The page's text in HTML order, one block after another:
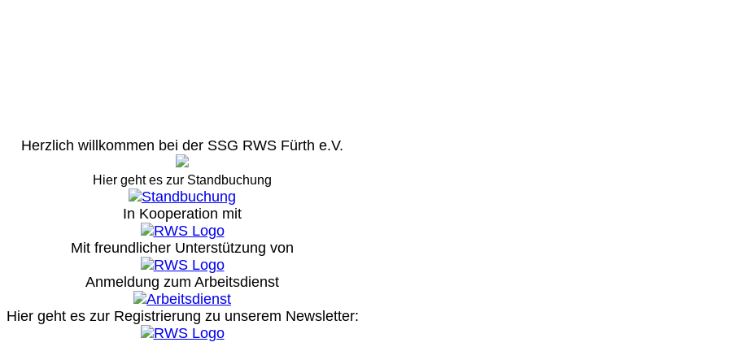
Herzlich willkommen bei der SSG RWS Fürth e.V.
Hier geht es zur Standbuchung
In Kooperation mit
Mit freundlicher Unterstützung von
Anmeldung zum Arbeitsdienst
Hier geht es zur Registrierung zu unserem Newsletter: